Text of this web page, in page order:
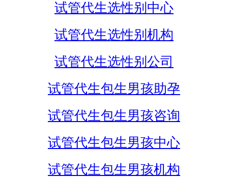
试管代生选性别中心
试管代生选性别机构
试管代生选性别公司
试管代生包生男孩助孕
试管代生包生男孩咨询
试管代生包生男孩中心
试管代生包生男孩机构